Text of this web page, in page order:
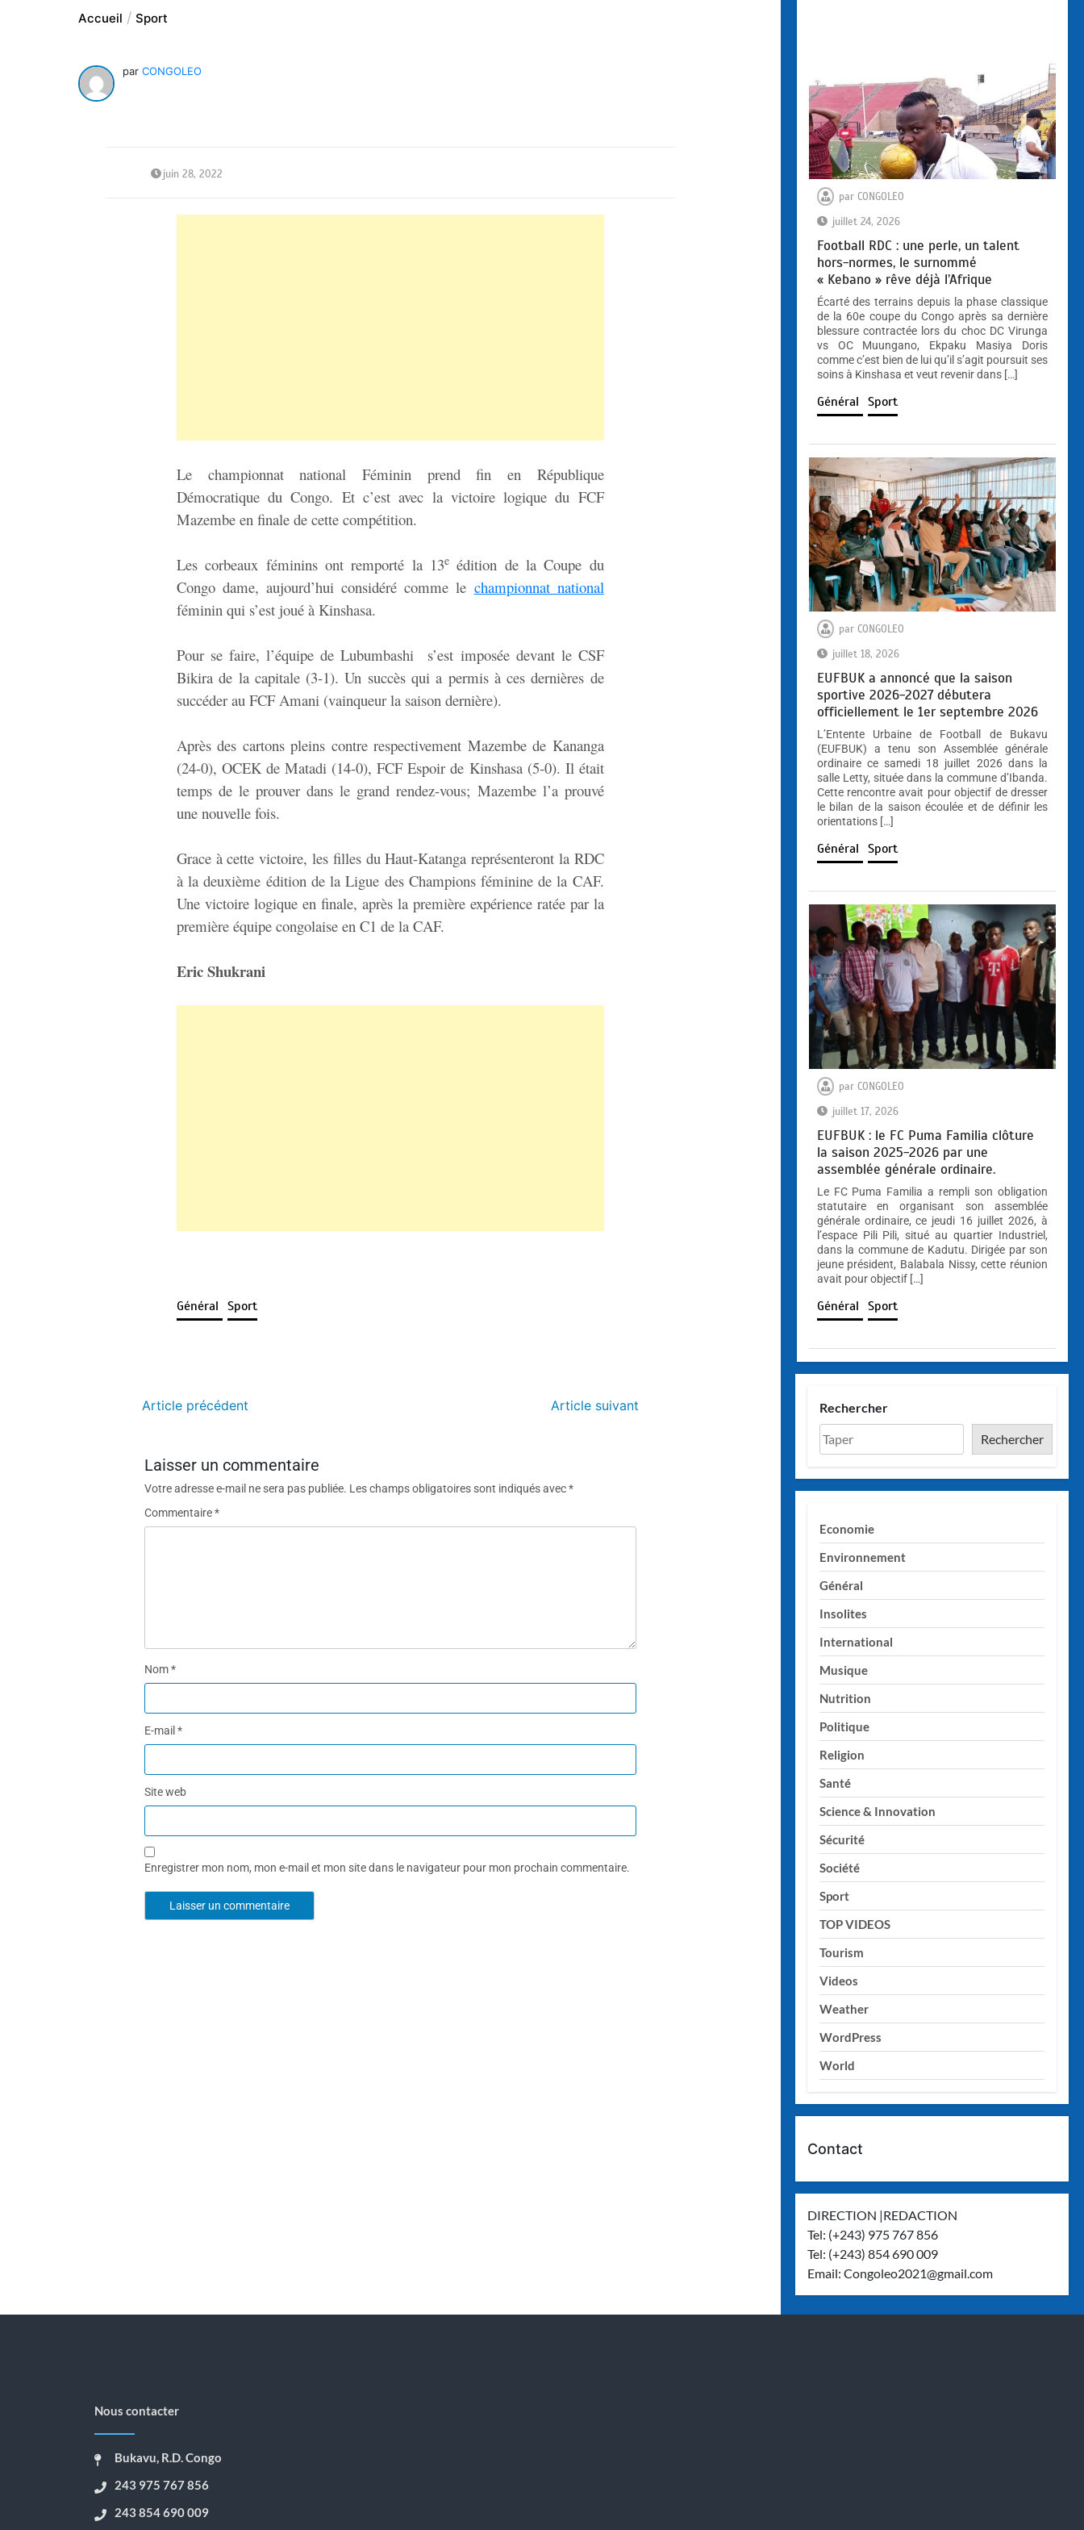
Accueil Sport
par CONGOLEO
juin 28, 2022
Le championnat national Féminin prend fin en République
Démocratique du Congo. Et c’est avec la victoire logique du FCF
Mazembe en finale de cette compétition.
Les corbeaux féminins ont remporté la 13e édition de la Coupe du
Congo dame, aujourd’hui considéré comme le championnat national
féminin qui s’est joué à Kinshasa.
Pour se faire, l’équipe de Lubumbashi s’est imposée devant le CSF
Bikira de la capitale (3-1). Un succès qui a permis à ces dernières de
succéder au FCF Amani (vainqueur la saison dernière).
Après des cartons pleins contre respectivement Mazembe de Kananga
(24-0), OCEK de Matadi (14-0), FCF Espoir de Kinshasa (5-0). Il était
temps de le prouver dans le grand rendez-vous; Mazembe l’a prouvé
une nouvelle fois.
Grace à cette victoire, les filles du Haut-Katanga représenteront la RDC
à la deuxième édition de la Ligue des Champions féminine de la CAF.
Une victoire logique en finale, après la première expérience ratée par la
première équipe congolaise en C1 de la CAF.
Eric Shukrani
Général Sport
Article précédent Article suivant
Laisser un commentaire
Votre adresse e-mail ne sera pas publiée. Les champs obligatoires sont indiqués avec*
Commentaire*
Nom*
E-mail *
Site web
Enregistrer mon nom, mon e-mail et mon site dans le navigateur pour mon prochain commentaire.
par CONGOLEO
juillet 24, 2026
Football RDC : une perle, un talent
hors-normes, le surnommé
« Kebano » rêve déjà l’Afrique
Écarté des terrains depuis la phase classique
de la 60e coupe du Congo après sa dernière
blessure contractée lors du choc DC Virunga
vs OC Muungano, Ekpaku Masiya Doris
comme c’est bien de lui qu’il s’agit poursuit ses
soins à Kinshasa et veut revenir dans […]
Général Sport
par CONGOLEO
juillet 18, 2026
EUFBUK a annoncé que la saison
sportive 2026-2027 débutera
officiellement le 1er septembre 2026
L’Entente Urbaine de Football de Bukavu
(EUFBUK) a tenu son Assemblée générale
ordinaire ce samedi 18 juillet 2026 dans la
salle Letty, située dans la commune d’Ibanda.
Cette rencontre avait pour objectif de dresser
le bilan de la saison écoulée et de définir les
orientations […]
Général Sport
par CONGOLEO
juillet 17, 2026
EUFBUK : le FC Puma Familia clôture
la saison 2025-2026 par une
assemblée générale ordinaire.
Le FC Puma Familia a rempli son obligation
statutaire en organisant son assemblée
générale ordinaire, ce jeudi 16 juillet 2026, à
l’espace Pili Pili, situé au quartier Industriel,
dans la commune de Kadutu. Dirigée par son
jeune président, Balabala Nissy, cette réunion
avait pour objectif […]
Général Sport
Rechercher
Rechercher
Economie
Environnement
Général
Insolites
International
Musique
Nutrition
Politique
Religion
Santé
Science & Innovation
Sécurité
Société
Sport
TOP VIDEOS
Tourism
Videos
Weather
WordPress
World
Contact
DIRECTION |REDACTION
Tel: (+243) 975 767 856
Tel: (+243) 854 690 009
Email:Congoleo2021@gmail.com
Nous contacter
Bukavu, R.D. Congo
243 975 767 856
243 854 690 009